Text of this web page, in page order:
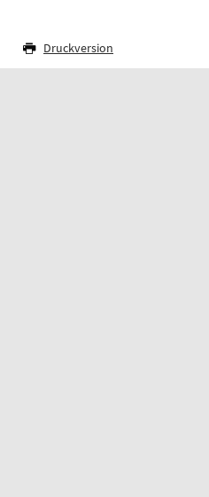
Druckversion